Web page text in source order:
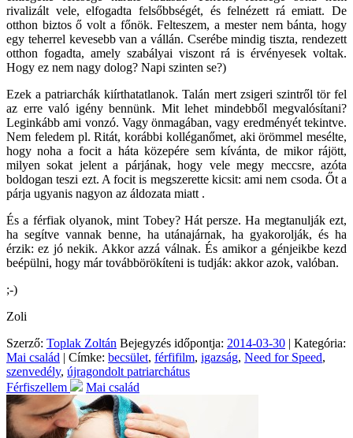
rivalizált vele, elfogadta felsőbbségét, és felnézett rá emiatt. De
otthon biztos ő volt a főnök. Felteszem, a mester nem bánta, hogy
egy teherrel kevesebb van a vállán. Cserébe mindig tiszta, rendezett
otthon fogadta, amely szabályai viszont rá is érvényesek voltak.
Hogy ez nem nagy dolog? Napi szinten se?)
Ezek a patriarchák kiírthatatlanok. Talán mert zsigeri szintről tör fel
az erre való igény bennünk. Mit lehet mindebből megvalósítani?
Leginkább ami vonzó. Vagy önmagában, vagy eredményét tekintve.
Nem feledem pl. Ritát, korábbi kolléganőmet, aki örömmel mesélte,
hogy noha a focit a háta közepére sem kívánta, de mikor rájött,
milyen sokat jelent a párjának, hogy vele megy meccsre, azóta
boldogan teszi ezt. A focit is megszerette kicsit: ami nem csoda. Őt a
párja ugyanis nagyon az áldozata miatt .
És a férfiak olyanok, mint Tobey? Hát persze. Ha megtanulják ezt,
ha segítve vannak benne, ha utánajárnak, ha gyakorolják, és ha
érzik: ez jó nekik. Akkor azzá válnak. És amikor a génjeikbe kezd
beépülni, hogy már továbbörökíteni is tudják: akkor azok, valóban.
;-)
Zoli
Szerző: Toplak Zoltán Bejegyzés időpontja: 2014-03-30 | Kategória:
Mai család | Címke: becsület, férfifilm, igazság, Need for Speed,
szenvedély, újragondolt patriarchátus
Férfiszellem
Mai család